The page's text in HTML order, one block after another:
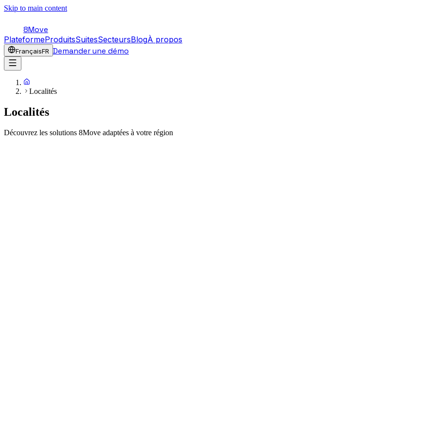
Skip to main content
8Move
PlateformeProduitsSuitesSecteursBlogÀ propos
FrançaisFR Demander une démo
Localités
Localités
Découvrez les solutions 8Move adaptées à votre région